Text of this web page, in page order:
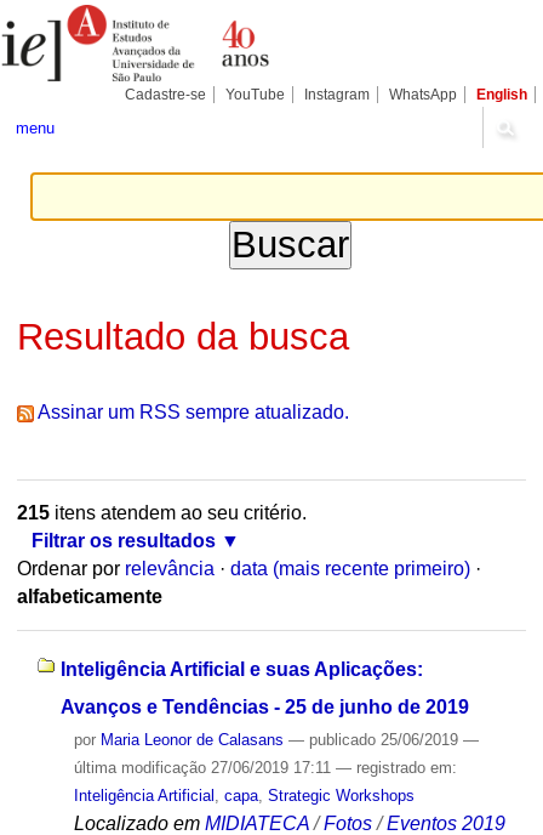
para
conteúdo.
Pessoais
Cadastre-se YouTube Instagram WhatsApp English
menu
Resultado da busca
Assinar um RSS sempre atualizado.
215itens atendem ao seu critério.
Filtrar os resultados
Ordenar por relevância · data (mais recente primeiro) ·
alfabeticamente
Inteligência Artificial e suas Aplicações:
Avanços e Tendências - 25 de junho de 2019
por Maria Leonor de Calasans — publicado25/06/2019 —
última modificação27/06/2019 17:11 — registrado em:
Inteligência Artificial
capa, Strategic Workshops
Localizado em MIDIATECA /Fotos /Eventos 2019